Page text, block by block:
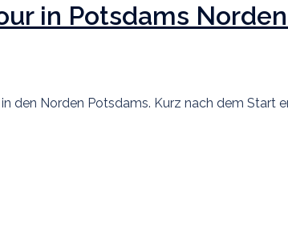
in Potsdams
den Norden Potsdams. Kurz nach dem Start